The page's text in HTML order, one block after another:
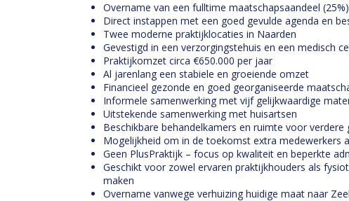
Overname van een fulltime maatschapsaandeel (25%)
Direct instappen met een goed gevulde agenda en
Twee moderne praktijklocaties in Naarden
Gevestigd in een verzorgingstehuis en een medisch
Praktijkomzet circa €650.000 per jaar
Al jarenlang een stabiele en groeiende omzet
Financieel gezonde en goed georganiseerde
Informele samenwerking met vijf gelijkwaardige
Uitstekende samenwerking met huisartsen
Beschikbare behandelkamers en ruimte voor verdere
Mogelijkheid om in de toekomst extra medewerkers
Geen PlusPraktijk – focus op kwaliteit en beperkte
Geschikt voor zowel ervaren praktijkhouders als
maken
Overname vanwege verhuizing huidige maat naar